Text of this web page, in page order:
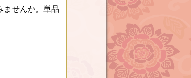
ませんか。単品